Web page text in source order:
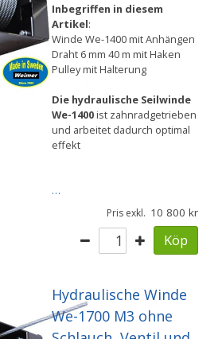
Inbegriffen in diesem
Artikel:
Winde We-1400 mit Anhängen
Draht 6 mm 40 m mit Haken
Pulley mit Halterung
Die hydraulische Seilwinde
We-1400ist zahnradgetrieben
und arbeitet dadurch optimal
effekt
…
Pris exkl. 10 800
Köp
Hydraulische Winde
We-1700 M3 ohne